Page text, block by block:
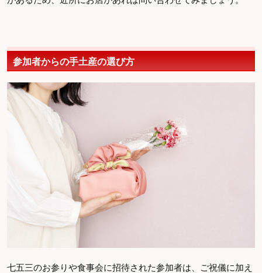
参加者からの手土産の選び方
七五三のお参りや食事会に招待された参加者は、ご祝儀に加え